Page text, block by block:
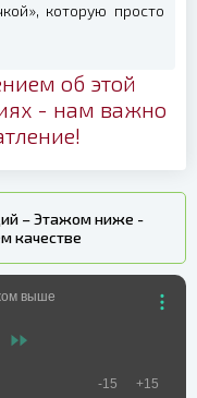
которую просто
об этой
- нам важно
– Этажом ниже -
качестве
выше
-15 +15